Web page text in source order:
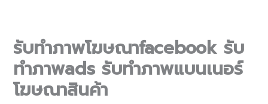
รับทำภาพโฆษณาfacebook รับ
ทำภาพads รับทำภาพแบนเนอร์
โฆษณาสินค้า